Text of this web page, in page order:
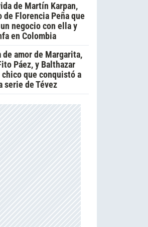
de Martín Karpan,
de Florencia Peña que
negocio con ella y
en Colombia
amor de Margarita,
Páez, y Balthazar
que conquistó a
serie de Tévez